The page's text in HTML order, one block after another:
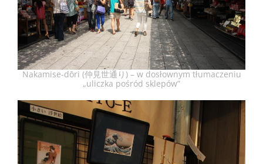
Nakamise-dōri (仲見世通り) – w dosłownym tłumaczeniu
„uliczka pośród sklepów”